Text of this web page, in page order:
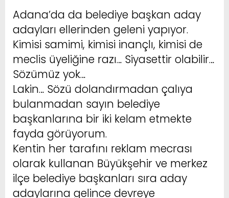
Adana’da da belediye başkan aday
adayları ellerinden geleni yapıyor.
Kimisi samimi, kimisi inançlı, kimisi de
meclis üyeliğine razı… Siyasettir olabilir…
Sözümüz yok…
Lakin… Sözü dolandırmadan çalıya
bulanmadan sayın belediye
başkanlarına bir iki kelam etmekte
fayda görüyorum.
Kentin her tarafını reklam mecrası
olarak kullanan Büyükşehir ve merkez
ilçe belediye başkanları sıra aday
adaylarına gelince devreye